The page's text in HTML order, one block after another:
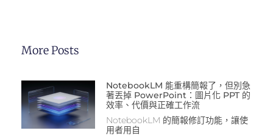
More Posts
NotebookLM 能重構簡報了，但別急
著丟掉 PowerPoint：圖片化 PPT 的
效率、代價與正確工作流
NotebookLM 的簡報修訂功能，讓使
用者用自